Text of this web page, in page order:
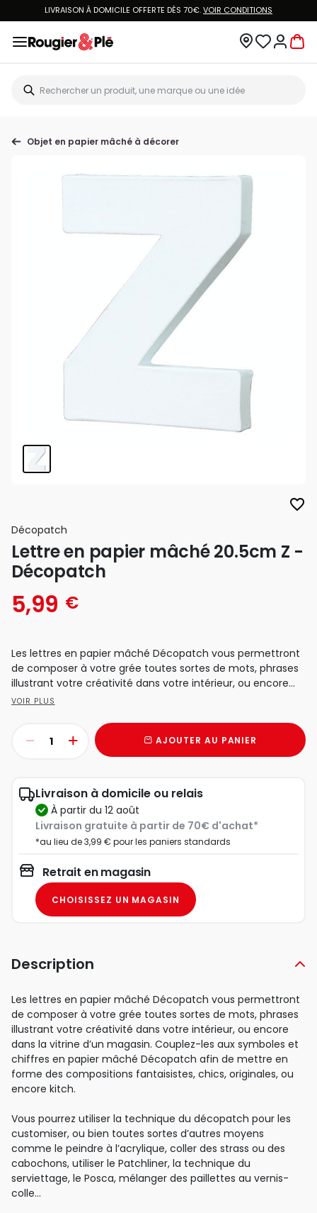
LIVRAISON À DOMICILE OFFERTE DÈS 70€.VOIR CONDITIONS
Objet en papier mâché à décorer
favorite_border
Décopatch
Lettre en papier mâché 20.5cm Z -
Décopatch
5,99 €
Les lettres en papier mâché Décopatch vous permettront
de composer à votre grée toutes sortes de mots, phrases
illustrant votre créativité dans votre intérieur, ou encore...
VOIR PLUS
AJOUTER AU PANIER
Livraison à domicile ou relais
à partir du 12 août
Livraison gratuite à partir de 70€ d'achat*
*au lieu de 3,99 € pour les paniers standards
Retrait en magasin
CHOISISSEZ UN MAGASIN
Description
Les lettres en papier mâché Décopatch vous permettront
de composer à votre grée toutes sortes de mots, phrases
illustrant votre créativité dans votre intérieur, ou encore
dans la vitrine d’un magasin. Couplez-les aux symboles et
chiffres en papier mâché Décopatch afin de mettre en
forme des compositions fantaisistes, chics, originales, ou
encore kitch.
Vous pourrez utiliser la technique du décopatch pour les
customiser, ou bien toutes sortes d’autres moyens
comme le peindre à l’acrylique, coller des strass ou des
cabochons, utiliser le Patchliner, la technique du
serviettage, le Posca, mélanger des paillettes au vernis-
colle…